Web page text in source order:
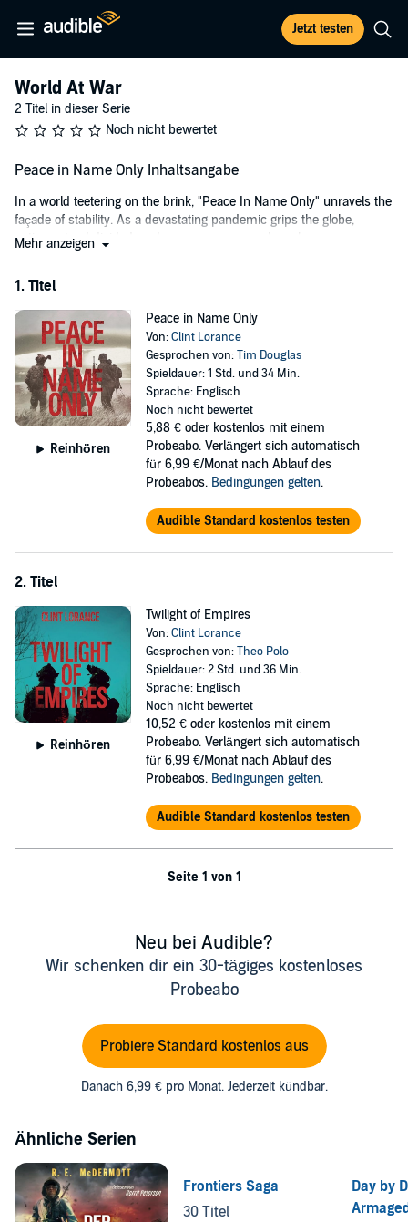
Jetzt testen
World At War
2 Titel in dieser Serie
Noch nicht bewertet
Peace in Name Only Inhaltsangabe
In a world teetering on the brink, "Peace In Name Only" unravels the
façade of stability. As a devastating pandemic grips the globe,
nations stand divided, and an unseen enemy launches a
Captain Mia Blaze, and Staff Sergeant Jacob Turner—are thrust into
the heart of an emerging global conflict, where survival means
questioning everything they've ever known about duty, honor, and
the price of peace.
"Peace In Name Only" is a gripping tale of resilience in the shadow
of war, where the battle for the future is fought not just on the front
lines but in the hearts and minds of those who dare to dream of a
world at peace. Will they find a path to peace, or will the world
succumb to the war that rages within? The fate of humanity hangs
in the balance, and time is running out.
©2024 Clint Allen Lorance (P)2024 Clint Allen Lorance
Mehr anzeigen
1. Titel
Reinhören
Peace in Name Only
Von:Clint Lorance
Gesprochen von:Tim Douglas
Spieldauer: 1 Std. und 34 Min.
Sprache: Englisch
Noch nicht bewertet
5,88 € oder kostenlos mit einem
Probeabo. Verlängert sich automatisch
für 6,99 €/Monat nach Ablauf des
Probeabos. Bedingungen gelten.
Audible Standard kostenlos testen
2. Titel
Reinhören
Twilight of Empires
Von:Clint Lorance
Gesprochen von:Theo Polo
Spieldauer: 2 Std. und 36 Min.
Sprache: Englisch
Noch nicht bewertet
10,52 € oder kostenlos mit einem
Probeabo. Verlängert sich automatisch
für 6,99 €/Monat nach Ablauf des
Probeabos. Bedingungen gelten.
Audible Standard kostenlos testen
Seite 1 von 1
Neu bei Audible?
Wir schenken dir ein 30-tägiges kostenloses
Probeabo
Probiere Standard kostenlos aus
Danach 6,99 € pro Monat. Jederzeit kündbar.
Ähnliche Serien
Frontiers Saga
30 Titel
Day by